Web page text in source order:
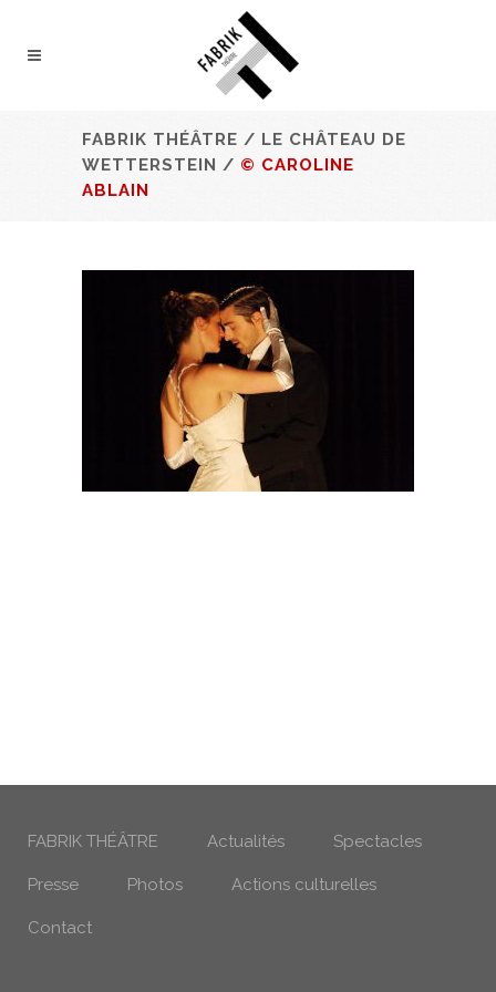
FABRIK THÉÂTRE / LE CHÂTEAU DE
WETTERSTEIN / © CAROLINE
ABLAIN
FABRIK THÉÂTRE Actualités Spectacles
Presse Photos Actions culturelles
Contact